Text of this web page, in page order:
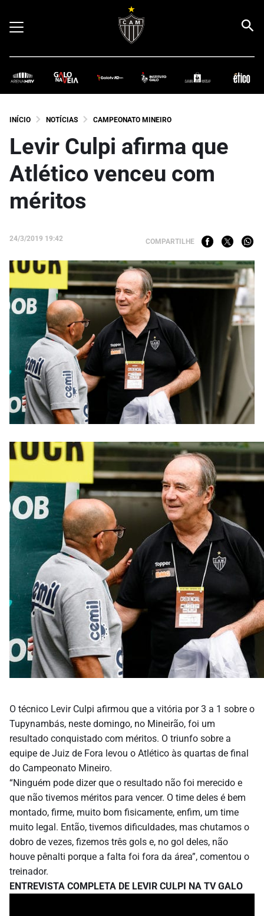
INÍCIO NOTÍCIAS CAMPEONATO MINEIRO
Levir Culpi afirma que
Atlético venceu com
méritos
24/3/2019 19:42 COMPARTILHE
O técnico Levir Culpi afirmou que a vitória por 3 a 1 sobre o
Tupynambás, neste domingo, no Mineirão, foi um
resultado conquistado com méritos. O triunfo sobre a
equipe de Juiz de Fora levou o Atlético às quartas de final
do Campeonato Mineiro.
“Ninguém pode dizer que o resultado não foi merecido e
que não tivemos méritos para vencer. O time deles é bem
montado, firme, muito bom fisicamente, enfim, um time
muito legal. Então, tivemos dificuldades, mas chutamos o
dobro de vezes, fizemos três gols e, no gol deles, não
houve pênalti porque a falta foi fora da área”, comentou o
treinador.
ENTREVISTA COMPLETA DE LEVIR CULPI NA TV GALO